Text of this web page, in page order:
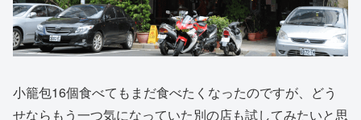
小籠包16個食べてもまだ食べたくなったのですが、どう
せならもう一つ気になっていた別の店も試してみたいと思